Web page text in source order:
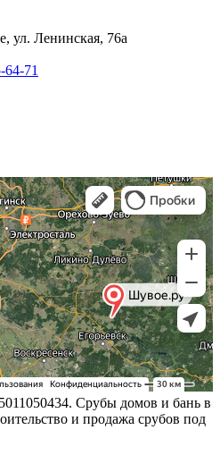
ул. Ленинская, 76а
64-71
Срубы домов и бань в
и продажа срубов под